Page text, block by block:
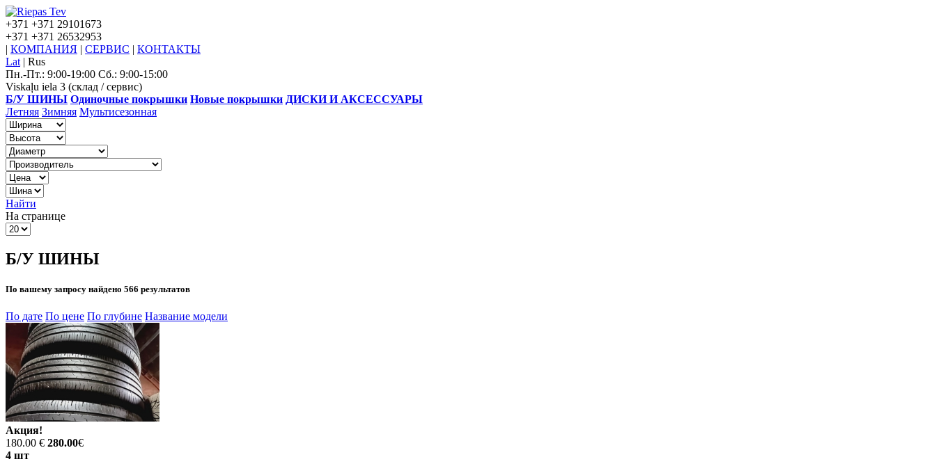
+371 +371 29101673
+371 +371 26532953
| КОМПАНИЯ | СЕРВИС | КОНТАКТЫ
Lat | Rus
Пн.-Пт.: 9:00-19:00 Сб.: 9:00-15:00
Viskaļu iela 3 (склад / сервис)
Б/У ШИНЫ Одиночные покрышки Новые покрышки ДИСКИ И АКСЕССУАРЫ
Летняя Зимняя Мультисезонная
Найти
На странице
Б/У ШИНЫ
По вашему запросу найдено 566 результатов
По дате По цене По глубине Название модели
Акция!
180.00 € 280.00€
4 шт